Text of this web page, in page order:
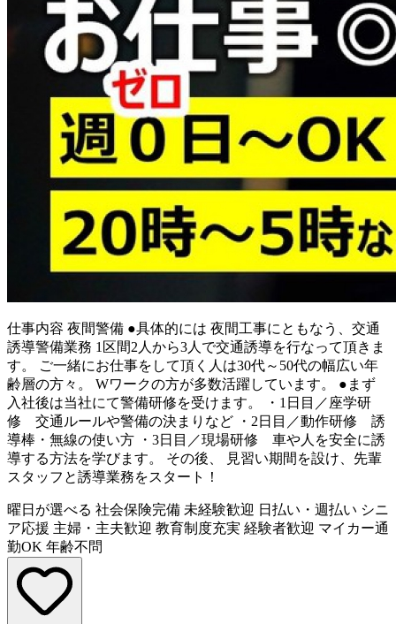
仕事内容 夜間警備 ●具体的には 夜間工事にともなう、交通
誘導警備業務 1区間2人から3人で交通誘導を行なって頂きま
す。 ご一緒にお仕事をして頂く人は30代～50代の幅広い年
齢層の方々。 Wワークの方が多数活躍しています。 ●まず
入社後は当社にて警備研修を受けます。 ・1日目／座学研
修 交通ルールや警備の決まりなど ・2日目／動作研修 誘
導棒・無線の使い方 ・3日目／現場研修 車や人を安全に誘
導する方法を学びます。 その後、 見習い期間を設け、先輩
スタッフと誘導業務をスタート！
曜日が選べる 社会保険完備 未経験歓迎 日払い・週払い シニ
ア応援 主婦・主夫歓迎 教育制度充実 経験者歓迎 マイカー通
勤OK 年齢不問